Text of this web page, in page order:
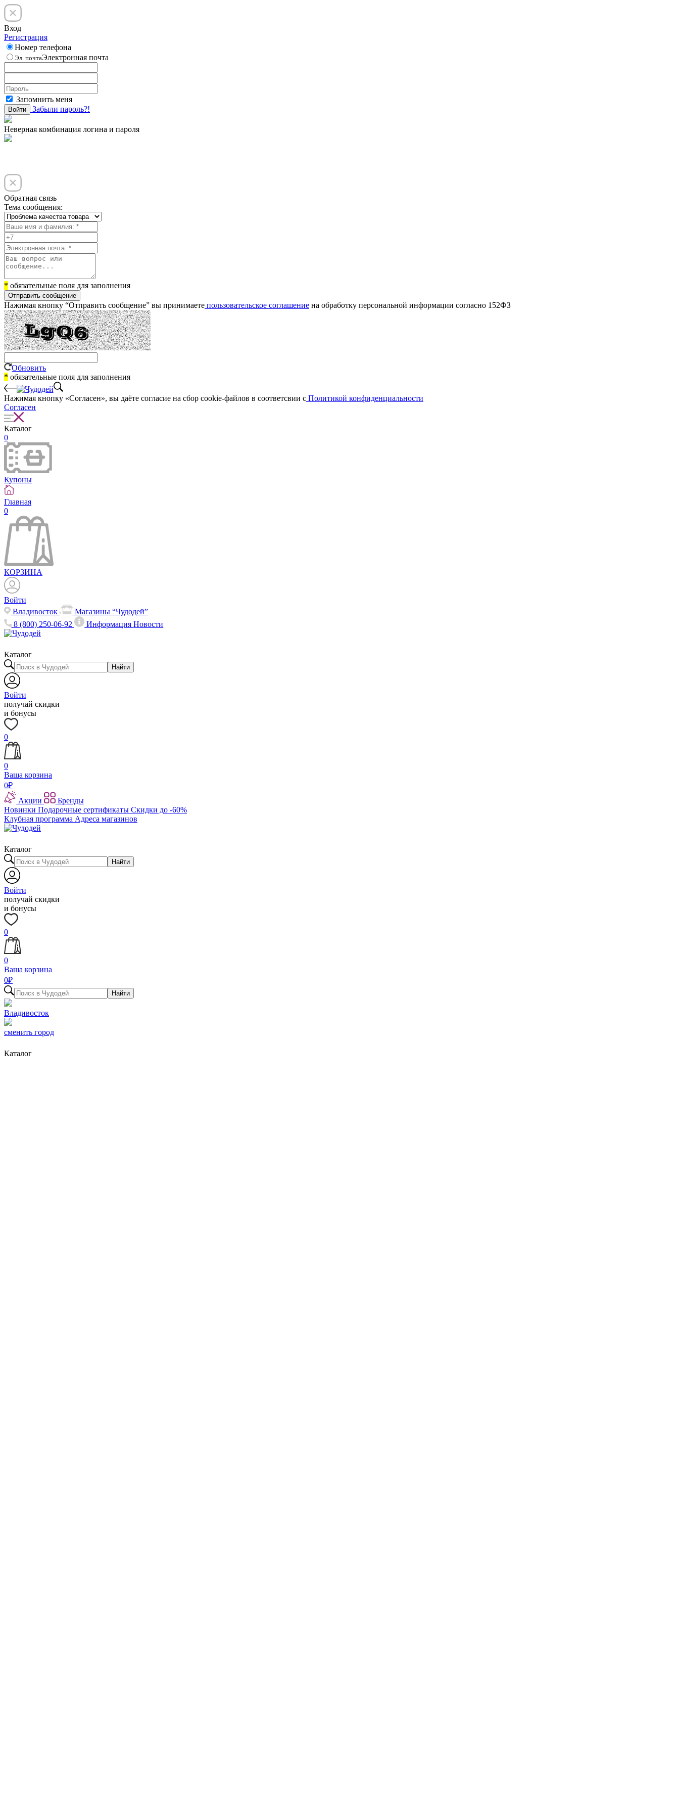
Вход
Регистрация
Номер телефона
Эл. почтаЭлектронная почта
Запомнить меня
Войти Забыли пароль?!
Неверная комбинация логина и пароля
Обратная связь
Тема сообщения:
* обязательные поля для заполнения
Отправить сообщение
Нажимая кнопку “Отправить сообщение” вы принимаете пользовательское соглашение на обработку персональной информации согласно 152ФЗ
Обновить
* обязательные поля для заполнения
Нажимая кнопку «Согласен», вы даёте cогласие на сбор cookie-файлов в соответсвии с Политикой конфиденциальности
Согласен
Каталог
0
Купоны
Главная
0
КОРЗИНА
Войти
Владивосток
Магазины “Чудодей”
8 (800) 250-06-92
ИнформацияНовости
Каталог
Найти
Войти
получай скидки
и бонусы
0
0
Ваша корзина
0₽
Акции
Бренды
Новинки Подарочные сертификаты Скидки до -60%
Клубная программа Адреса магазинов
Каталог
Найти
Войти
получай скидки
и бонусы
0
0
Ваша корзина
0₽
Найти
Владивосток
сменить город
Каталог